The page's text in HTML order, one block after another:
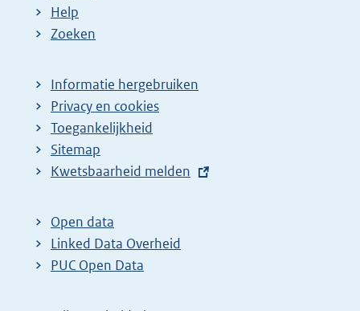
Help
Zoeken
Informatie hergebruiken
Privacy en cookies
Toegankelijkheid
Sitemap
E
t
e
r
Kwetsbaarheid melden
Open data
Linked Data Overheid
PUC Open Data